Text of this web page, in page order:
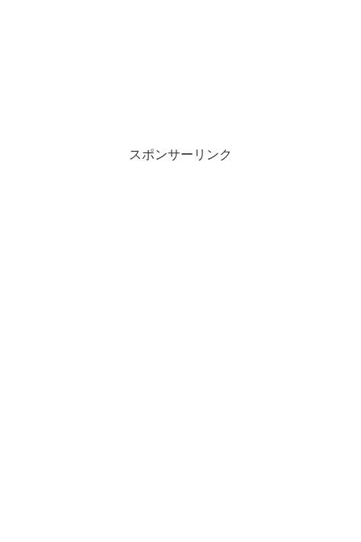
スポンサーリンク